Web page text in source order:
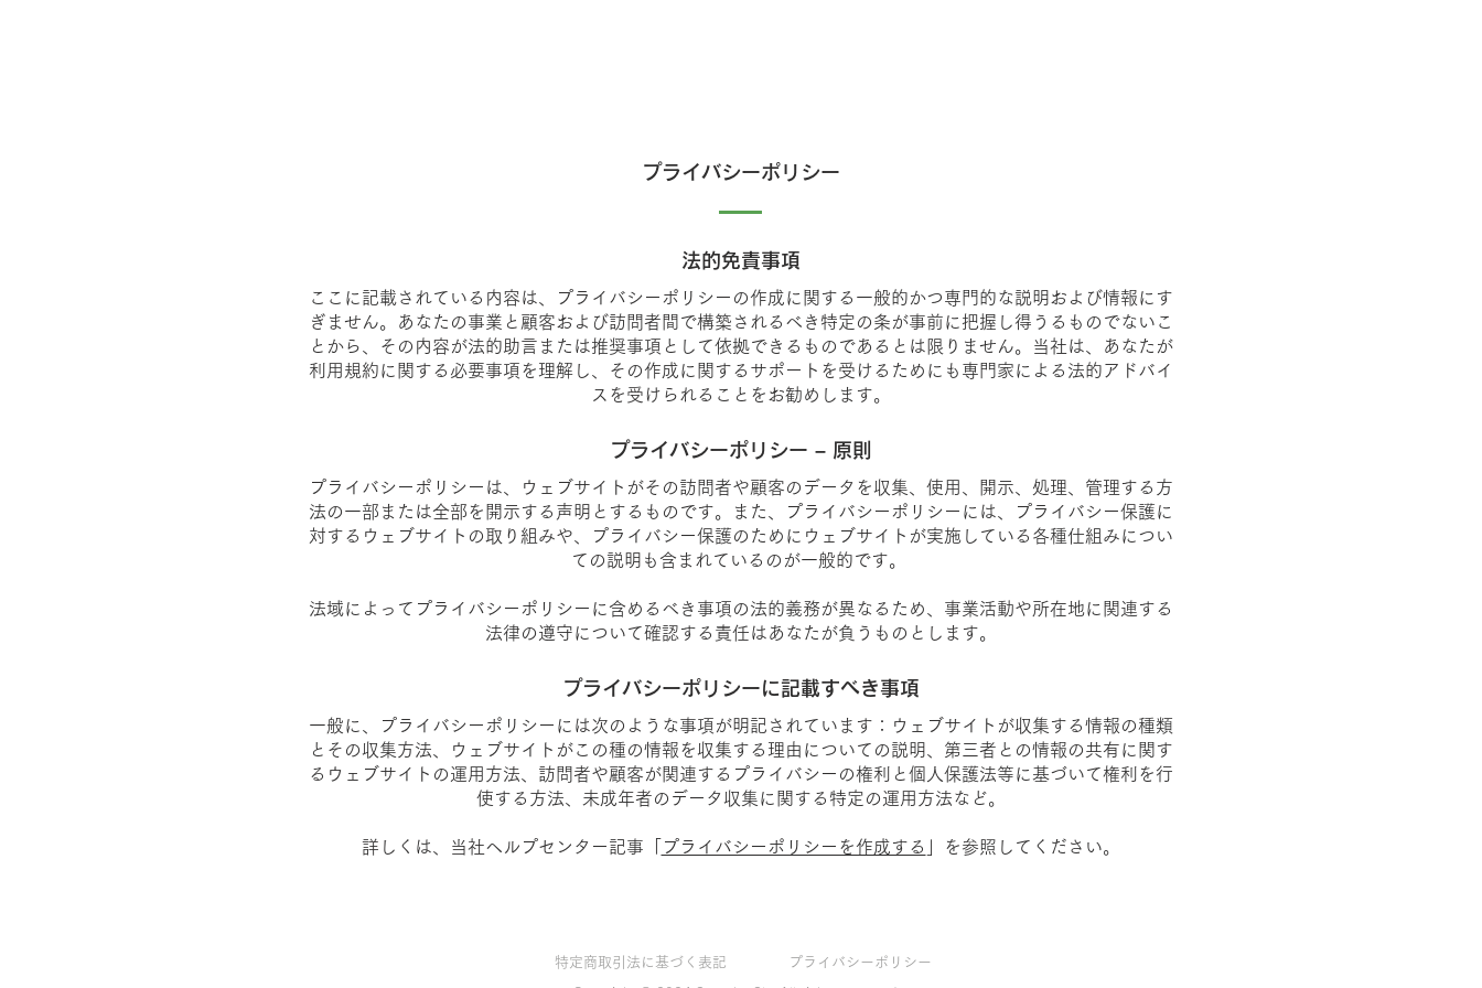
プライバシーポリシー
法的免責事項
ここに記載されている内容は、プライバシーポリシーの作成に関する一般的かつ専門的な説明および情報にす
ぎません。あなたの事業と顧客および訪問者間で構築されるべき特定の条が事前に把握し得うるものでないこ
とから、その内容が法的助言または推奨事項として依拠できるものであるとは限りません。当社は、あなたが
利用規約に関する必要事項を理解し、その作成に関するサポートを受けるためにも専門家による法的アドバイ
スを受けられることをお勧めします。
プライバシーポリシー – 原則
プライバシーポリシーは、ウェブサイトがその訪問者や顧客のデータを収集、使用、開示、処理、管理する方
法の一部または全部を開示する声明とするものです。また、プライバシーポリシーには、プライバシー保護に
対するウェブサイトの取り組みや、プライバシー保護のためにウェブサイトが実施している各種仕組みについ
ての説明も含まれているのが一般的です。
法域によってプライバシーポリシーに含めるべき事項の法的義務が異なるため、事業活動や所在地に関連する
法律の遵守について確認する責任はあなたが負うものとします。
プライバシーポリシーに記載すべき事項
一般に、プライバシーポリシーには次のような事項が明記されています：ウェブサイトが収集する情報の種類
とその収集方法、ウェブサイトがこの種の情報を収集する理由についての説明、第三者との情報の共有に関す
るウェブサイトの運用方法、訪問者や顧客が関連するプライバシーの権利と個人保護法等に基づいて権利を行
使する方法、未成年者のデータ収集に関する特定の運用方法など。
詳しくは、当社ヘルプセンター記事「 プライバシーポリシーを作成する 」を参照してください。
特定商取引法に基づく表記 プライバシーポリシー